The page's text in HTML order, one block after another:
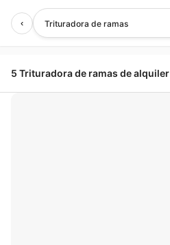
‹ Trituradora de ramas
5 Trituradora de ramas de alquiler